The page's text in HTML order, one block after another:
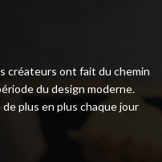
créateurs ont fait du chemin
du design moderne.
de plus en plus chaque jour